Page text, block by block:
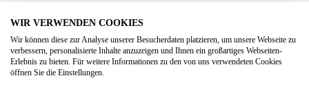
Nachnahmegebühren, wenn nicht anders angegeben.
Copyright 2026 Forstinger Österreich GmbH
Königstetter Straße 128 - 134/OG3, 3430 Tulln
WIR VERWENDEN COOKIES
Wir können diese zur Analyse unserer Besucherdaten platzieren, um unsere Webseite zu
verbessern, personalisierte Inhalte anzuzeigen und Ihnen ein großartiges Webseiten-
Erlebnis zu bieten. Für weitere Informationen zu den von uns verwendeten Cookies
öffnen Sie die Einstellungen.